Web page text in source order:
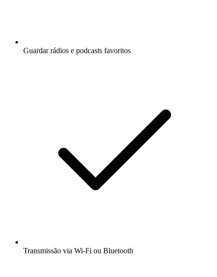
Guardar rádios e podcasts favoritos
Transmissão via Wi-Fi ou Bluetooth